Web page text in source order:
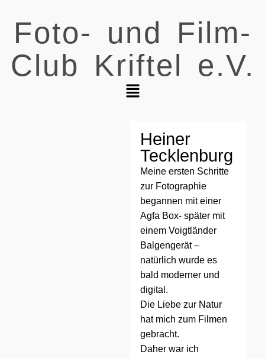
Foto- und Film-
Club Kriftel e.V.
Heiner
Tecklenburg
Meine ersten Schritte
zur Fotographie
begannen mit einer
Agfa Box- später mit
einem Voigtländer
Balgengerät –
natürlich wurde es
bald moderner und
digital.
Die Liebe zur Natur
hat mich zum Filmen
gebracht.
Daher war ich